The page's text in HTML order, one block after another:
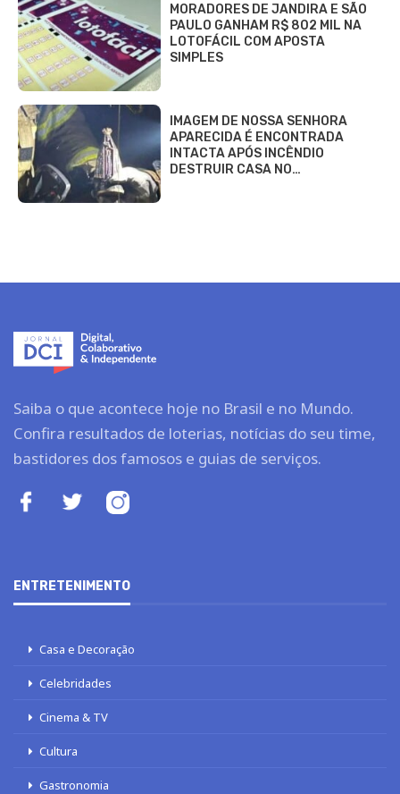
MORADORES DE JANDIRA E SÃO
PAULO GANHAM R$ 802 MIL NA
LOTOFÁCIL COM APOSTA
SIMPLES
IMAGEM DE NOSSA SENHORA
APARECIDA É ENCONTRADA
INTACTA APÓS INCÊNDIO
DESTRUIR CASA NO…
Saiba o que acontece hoje no Brasil e no Mundo.
Confira resultados de loterias, notícias do seu time,
bastidores dos famosos e guias de serviços.
ENTRETENIMENTO
Casa e Decoração
Celebridades
Cinema & TV
Cultura
Gastronomia